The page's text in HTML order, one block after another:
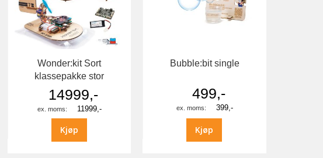
Wonder:kit Sort
klassepakke stor
14999,-
11999,-
Kjøp
Bubble:bit single
499,-
399,-
Kjøp